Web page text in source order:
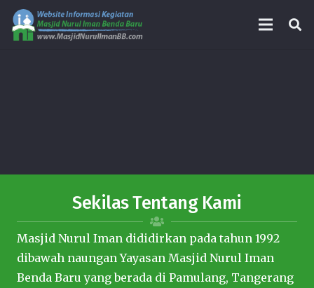
Sekilas Tentang Kami
Masjid Nurul Iman dididirkan pada tahun 1992
dibawah naungan Yayasan Masjid Nurul Iman
Benda Baru yang berada di Pamulang, Tangerang